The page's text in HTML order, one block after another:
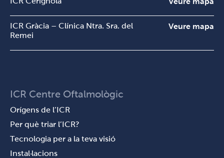
ICR Gràcia – Clínica Ntra. Sra. del
Remei
Veure mapa
ICR Centre Oftalmològic
Orígens de l’ICR
Per què triar l’ICR?
Tecnologia per a la teva visió
Instal·lacions